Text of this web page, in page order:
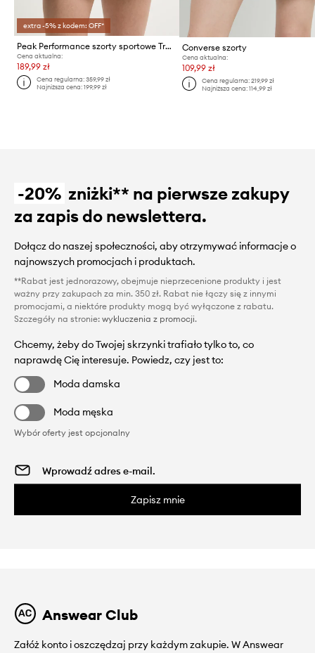
extra -5% z kodem: OFF*
Peak Performance szorty sportowe Trail Light
Cena aktualna:
189,99 zł
Cena regularna:359,99 zł
Najniższa cena:199,99 zł
Converse szorty
Cena aktualna:
109,99 zł
Cena regularna: 219,99 zł
Najniższa cena: 114,99 zł
-20% zniżki** na pierwsze zakupy
za zapis do newslettera.
Dołącz do naszej społeczności, aby otrzymywać informacje o
najnowszych promocjach i produktach.
**Rabat jest jednorazowy, obejmuje nieprzecenione produkty i jest
ważny przy zakupach za min. 350 zł. Rabat nie łączy się z innymi
promocjami, a niektóre produkty mogą być wyłączone z rabatu.
Szczegóły na stronie: wykluczenia z promocji.
Chcemy, żeby do Twojej skrzynki trafiało tylko to, co
naprawdę Cię interesuje. Powiedz, czy jest to:
Moda damska
Moda męska
Wybór oferty jest opcjonalny
Zapisz mnie
Answear Club
Załóż konto i oszczędzaj przy każdym zakupie. W Answear